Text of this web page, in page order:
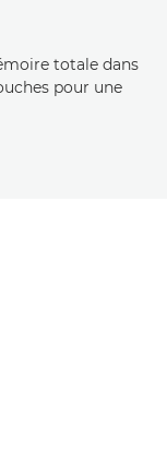
totale dans
pour une